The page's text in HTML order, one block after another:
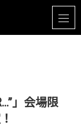
」会場限